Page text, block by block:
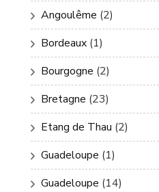
Angoulême (2)
Bordeaux (1)
Bourgogne (2)
Bretagne (23)
Etang de Thau (2)
Guadeloupe (1)
Guadeloupe (14)